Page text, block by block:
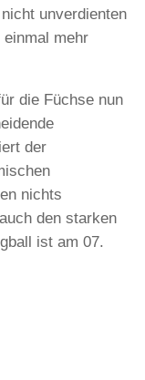
unverdienten
einmal mehr
die Füchse nun
der
nichts
den starken
ist am 07.